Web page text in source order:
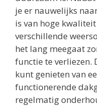
je er nauwelijks
is van hoge
verschillende
het lang meegaat
functie te
kunt genieten van
functionerende
regelmatig